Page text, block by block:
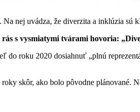
nej uvádza, že diverzita a inklúzia sú
s vysmiatymi tvárami hovoria:
roku 2020 dosiahnuť „plnú
skôr, ako bolo pôvodne plánované.